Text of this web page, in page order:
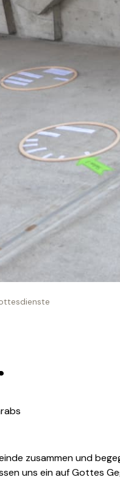
zusammen und
uns ein auf Gottes